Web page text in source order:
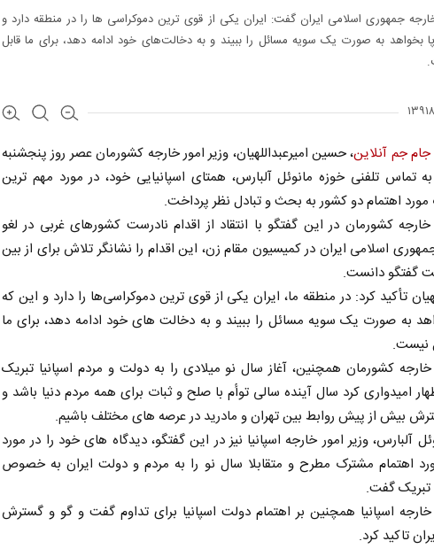
جمهوری اسلامی ایران گفت: ایران یکی از قوی ترین دموکراسی‌ ها را در منطقه دارد و
بخواهد به صورت یک سویه مسائل را ببیند و به دخالت‌های خود ادامه دهد، برای ما قابل
جام جم آنلاین، حسین امیرعبداللهیان، وزیر امور خارجه کشورمان عصر روز پنجشنبه
تماس تلفنی خوزه مانوئل آلبارس، همتای اسپانیایی خود، در مورد مهم ترین
اهتمام دو کشور به بحث و تبادل نظر پرداخت.
خارجه کشورمان در این گفتگو با انتقاد از اقدام نادرست کشورهای غربی در لغو
اسلامی ایران در کمیسیون مقام زن، این اقدام را نشانگر تلاش برای از بین
گفتگو دانست.
تأکید کرد: در منطقه ما، ایران یکی از قوی ترین دموکراسی‌ها را دارد و این که
به صورت یک سویه مسائل را ببیند و به دخالت های خود ادامه دهد، برای ما
نیست.
خارجه کشورمان همچنین، آغاز سال نو میلادی را به دولت و مردم اسپانیا تبریک
امیدواری کرد سال آینده سالی توأم با صلح و ثبات برای همه مردم دنیا باشد و
بیش از پیش روابط بین تهران و مادرید در عرصه های مختلف باشیم.
آلبارس، وزیر امور خارجه اسپانیا نیز در این گفتگو، دیدگاه های خود را در مورد
اهتمام مشترک مطرح و متقابلا سال نو را به مردم و دولت ایران به خصوص
گفت.
خارجه اسپانیا همچنین بر اهتمام دولت اسپانیا برای تداوم گفت و گو و گسترش
تاکید کرد.